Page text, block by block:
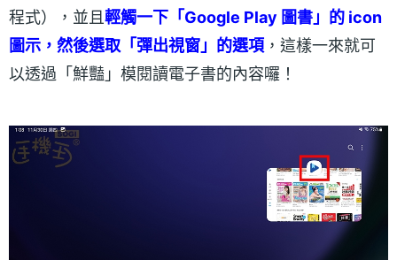
程式），並且 輕觸一下「Google Play 圖書」的 icon
圖示，然後選取「彈出視窗」的選項 ，這樣一來就可
以透過「鮮豔」模閱讀電子書的內容囉！